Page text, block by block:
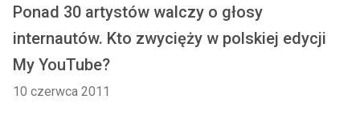
Ponad 30 artystów walczy o głosy
internautów. Kto zwycięży w polskiej edycji
My YouTube?
10 czerwca 2011